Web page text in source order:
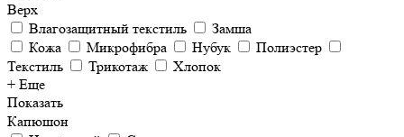
Верх
Влагозащитный текстиль
Замша
Кожа
Микрофибра Нубук
Полиэстер
Текстиль
Трикотаж
Хлопок
+ Еще
Показать
Капюшон